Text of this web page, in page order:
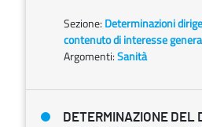
Sezione: Determinazioni
contenuto di interesse
Argomenti:Sanità
DETERMINAZIONE DEL